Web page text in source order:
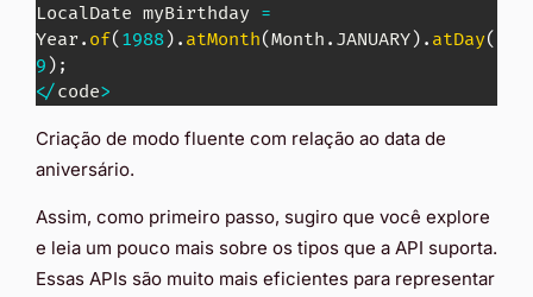
LocalDate myBirthday =
Year. of( 1988) . atMonth(Month . JANUARY) . atDay(
9 ) ;
</code>
Criação de modo fluente com relação ao data de
aniversário.
Assim, como primeiro passo, sugiro que você explore
e leia um pouco mais sobre os tipos que a API suporta.
Essas APIs são muito mais eficientes para representar